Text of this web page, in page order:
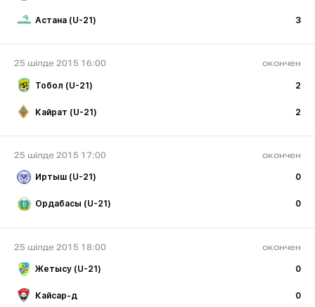
Астана (U-21) 3
25 шілде 2015 16:00 окончен
Тобол (U-21) 2
Кайрат (U-21) 2
25 шілде 2015 17:00 окончен
Иртыш (U-21) 0
Ордабасы (U-21) 0
25 шілде 2015 18:00 окончен
Жетысу (U-21) 0
Кайсар-д 0